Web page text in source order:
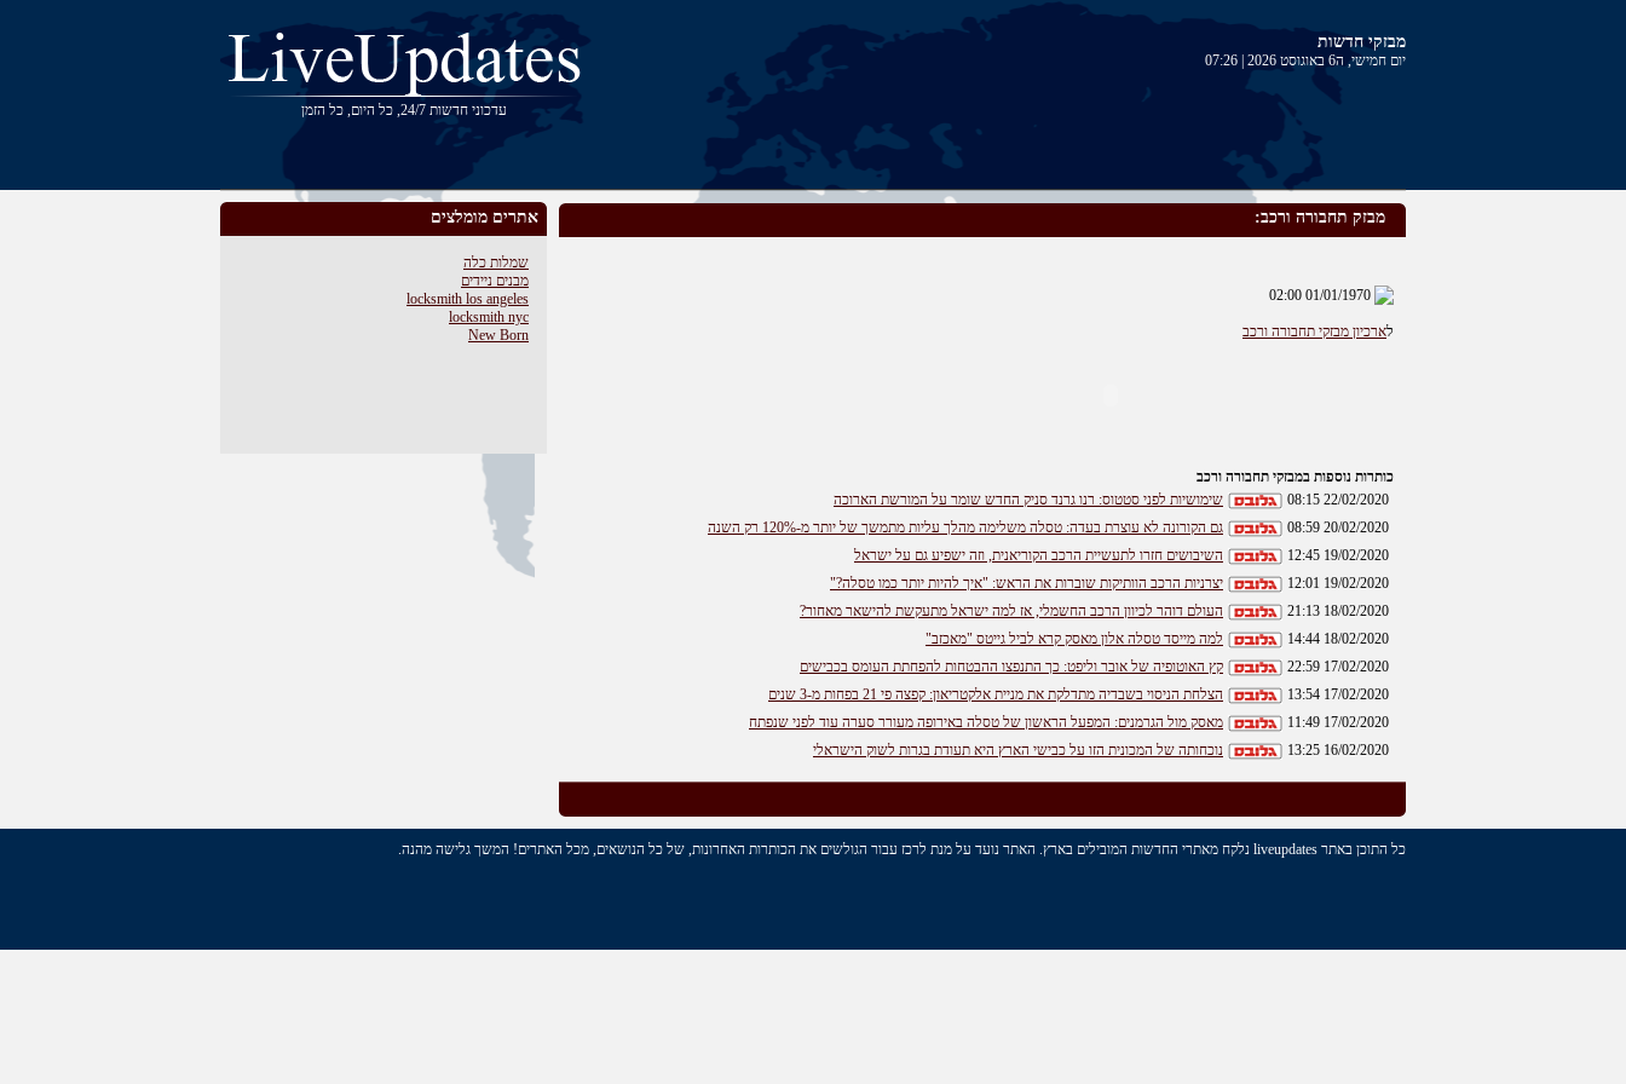
מבזקי חדשות
יום חמישי, ה6 באוגוסט 2026 | 07:26
עדכוני חדשות 24/7, כל היום, כל הזמן
מבזק תחבורה ורכב:
לארכיון מבזקי תחבורה ורכב
כותרות נוספות במבזקי תחבורה ורכב
22/02/2020 08:15
שימושיות לפני סטטוס: רנו גרנד סניק החדש שומר על המורשת הארוכה
20/02/2020 08:59
גם הקורונה לא עוצרת בעדה: טסלה משלימה מהלך עליות מתמשך של יותר מ-120% רק השנה
19/02/2020 12:45
השיבושים חזרו לתעשיית הרכב הקוריאנית, וזה ישפיע גם על ישראל
19/02/2020 12:01
יצרניות הרכב הוותיקות שוברות את הראש: "איך להיות יותר כמו טסלה?"
18/02/2020 21:13
העולם דוהר לכיוון הרכב החשמלי, אז למה ישראל מתעקשת להישאר מאחור?
18/02/2020 14:44
למה מייסד טסלה אלון מאסק קרא לביל גייטס "מאכזב"
17/02/2020 22:59
קץ האוטופיה של אובר וליפט: כך התנפצו ההבטחות להפחתת העומס בכבישים
17/02/2020 13:54
הצלחת הניסוי בשבדיה מתדלקת את מניית אלקטריאון: קפצה פי 21 בפחות מ-3 שנים
17/02/2020 11:49
מאסק מול הגרמנים: המפעל הראשון של טסלה באירופה מעורר סערה עוד לפני שנפתח
16/02/2020 13:25
נוכחותה של המכונית הזו על כבישי הארץ היא תעודת בגרות לשוק הישראלי
אתרים מומלצים
שמלות כלה
מבנים ניידים
locksmith los angeles
locksmith nyc
New Born
כל התוכן באתר liveupdates נלקח מאתרי החדשות המובילים בארץ. האתר נועד על מנת לרכז עבור הגולשים את הכותרות האחרונות, של כל הנושאים, מכל האתרים! המשך גלישה מהנה.